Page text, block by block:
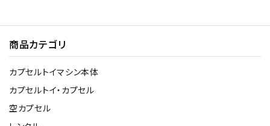
商品カテゴリ
カプセルトイマシン本体
カプセルトイ・カプセル
空カプセル